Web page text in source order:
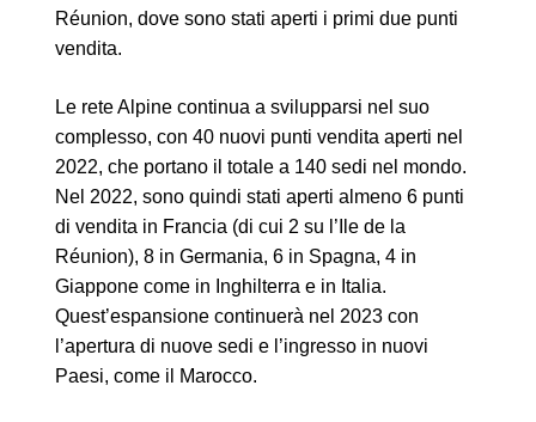
Réunion, dove sono stati aperti i primi due punti
vendita.
Le rete Alpine continua a svilupparsi nel suo
complesso, con 40 nuovi punti vendita aperti nel
2022, che portano il totale a 140 sedi nel mondo.
Nel 2022, sono quindi stati aperti almeno 6 punti
di vendita in Francia (di cui 2 su l’Ile de la
Réunion), 8 in Germania, 6 in Spagna, 4 in
Giappone come in Inghilterra e in Italia.
Quest’espansione continuerà nel 2023 con
l’apertura di nuove sedi e l’ingresso in nuovi
Paesi, come il Marocco.